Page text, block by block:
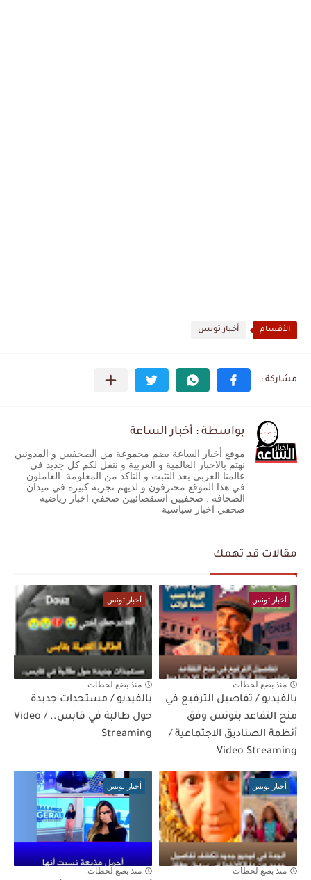
الأقسام أخبار تونس
بواسطة : أخبار الساعة
موقع أخبار الساعة يضم مجموعة من الصحفيين و المدونين
نهتم بالاخبار العالمية و العربية و ننقل لكم كل جديد في
عالمنا العربي بعد التثبت و التاكد من المعلومة. العاملون
في هذا الموقع محترفون و لديهم تجربة كبيرة في ميدان
الصحافة : صحفيين استقصائيين صحفي اخبار رياضية
صحفي اخبار سياسية
مقالات قد تهمك
أخبار تونس
منذ بضع لحظات
بالفيديو / تفاصيل الترفيع في
منح التقاعد بتونس وفق
أنظمة الصناديق الاجتماعية /
Video Streaming
أخبار تونس
منذ بضع لحظات
بالفيديو / مستجدات جديدة
حول طالبة في قابس.. / Video
Streaming
أخبار تونس
منذ بضع لحظات
أخبار تونس
منذ بضع لحظات